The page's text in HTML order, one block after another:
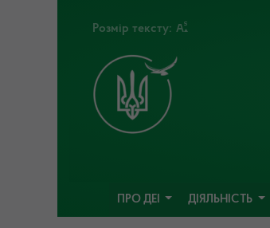
Розмір тексту:
ПРО ДЕІ ДІЯЛЬНІСТЬ